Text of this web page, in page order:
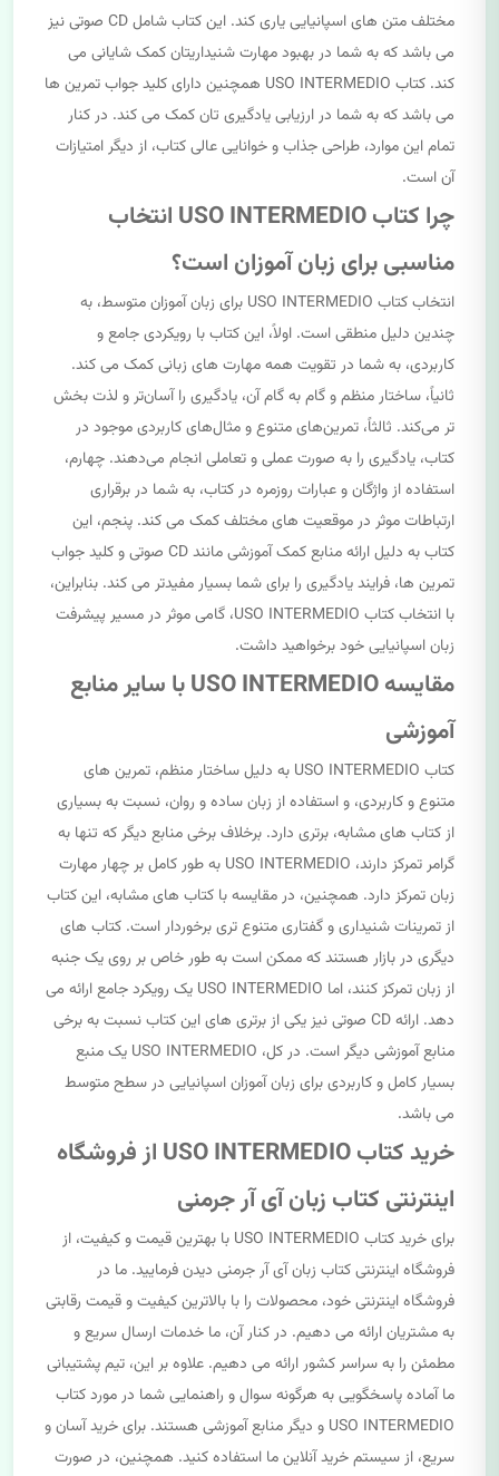
مختلف متن های اسپانیایی یاری کند. این کتاب شامل CD صوتی نیز
می باشد که به شما در بهبود مهارت شنیداریتان کمک شایانی می
کند. کتاب USO INTERMEDIO همچنین دارای کلید جواب تمرین ها
می باشد که به شما در ارزیابی یادگیری تان کمک می کند. در کنار
تمام این موارد، طراحی جذاب و خوانایی عالی کتاب، از دیگر امتیازات
آن است.
چرا کتاب USO INTERMEDIO انتخاب
مناسبی برای زبان آموزان است؟
انتخاب کتاب USO INTERMEDIO برای زبان آموزان متوسط، به
چندین دلیل منطقی است. اولاً، این کتاب با رویکردی جامع و
کاربردی، به شما در تقویت همه مهارت های زبانی کمک می کند.
ثانیاً، ساختار منظم و گام به گام آن، یادگیری را آسان‌تر و لذت بخش
تر می‌کند. ثالثاً، تمرین‌های متنوع و مثال‌های کاربردی موجود در
کتاب، یادگیری را به صورت عملی و تعاملی انجام می‌دهند. چهارم،
استفاده از واژگان و عبارات روزمره در کتاب، به شما در برقراری
ارتباطات موثر در موقعیت های مختلف کمک می کند. پنجم، این
کتاب به دلیل ارائه منابع کمک آموزشی مانند CD صوتی و کلید جواب
تمرین ها، فرایند یادگیری را برای شما بسیار مفیدتر می کند. بنابراین،
با انتخاب کتاب USO INTERMEDIO، گامی موثر در مسیر پیشرفت
زبان اسپانیایی خود برخواهید داشت.
مقایسه USO INTERMEDIO با سایر منابع
آموزشی
کتاب USO INTERMEDIO به دلیل ساختار منظم، تمرین های
متنوع و کاربردی، و استفاده از زبان ساده و روان، نسبت به بسیاری
از کتاب های مشابه، برتری دارد. برخلاف برخی منابع دیگر که تنها به
گرامر تمرکز دارند، USO INTERMEDIO به طور کامل بر چهار مهارت
زبان تمرکز دارد. همچنین، در مقایسه با کتاب های مشابه، این کتاب
از تمرینات شنیداری و گفتاری متنوع تری برخوردار است. کتاب های
دیگری در بازار هستند که ممکن است به طور خاص بر روی یک جنبه
از زبان تمرکز کنند، اما USO INTERMEDIO یک رویکرد جامع ارائه می
دهد. ارائه CD صوتی نیز یکی از برتری های این کتاب نسبت به برخی
منابع آموزشی دیگر است. در کل، USO INTERMEDIO یک منبع
بسیار کامل و کاربردی برای زبان آموزان اسپانیایی در سطح متوسط
می باشد.
خرید کتاب USO INTERMEDIO از فروشگاه
اینترنتی کتاب زبان آی آر جرمنی
برای خرید کتاب USO INTERMEDIO با بهترین قیمت و کیفیت، از
فروشگاه اینترنتی کتاب زبان آی آر جرمنی دیدن فرمایید. ما در
فروشگاه اینترنتی خود، محصولات را با بالاترین کیفیت و قیمت رقابتی
به مشتریان ارائه می دهیم. در کنار آن، ما خدمات ارسال سریع و
مطمئن را به سراسر کشور ارائه می دهیم. علاوه بر این، تیم پشتیبانی
ما آماده پاسخگویی به هرگونه سوال و راهنمایی شما در مورد کتاب
USO INTERMEDIO و دیگر منابع آموزشی هستند. برای خرید آسان و
سریع، از سیستم خرید آنلاین ما استفاده کنید. همچنین، در صورت